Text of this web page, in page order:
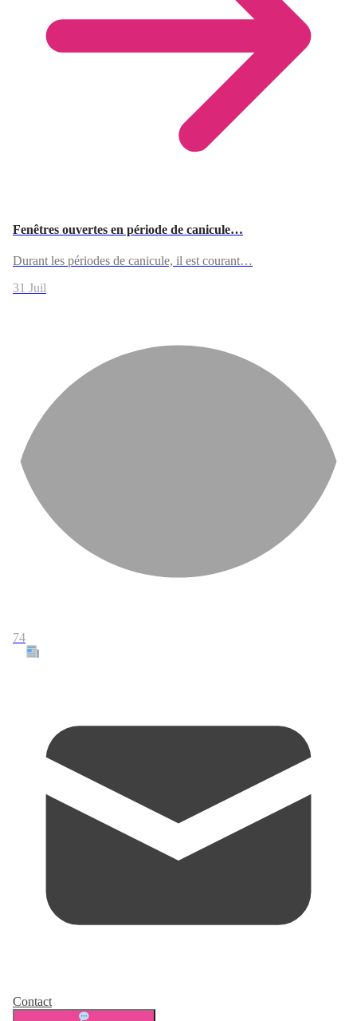
Fenêtres ouvertes en période de canicule…
Durant les périodes de canicule, il est courant…
31 Juil
74
Contact